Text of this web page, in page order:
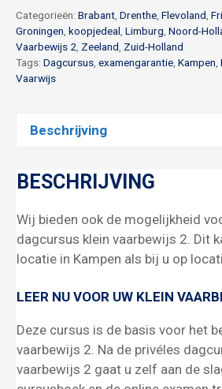
aantal
Categorieën: Brabant Drenthe Flevoland
Groningen koopjedeal Limburg Noord-
Vaarbewijs 2 Zeeland Zuid-Holland
Tags: Dagcursus examengarantie Kampen
Vaarwijs
Beschrijving
BESCHRIJVING
Wij bieden ook de mogelijkheid
dagcursus klein vaarbewijs 2. Dit
locatie in Kampen als bij u op
LEER NU VOOR UW KLEIN
Deze cursus is de basis voor het
vaarbewijs 2. Na de privéles
vaarbewijs 2 gaat u zelf aan de